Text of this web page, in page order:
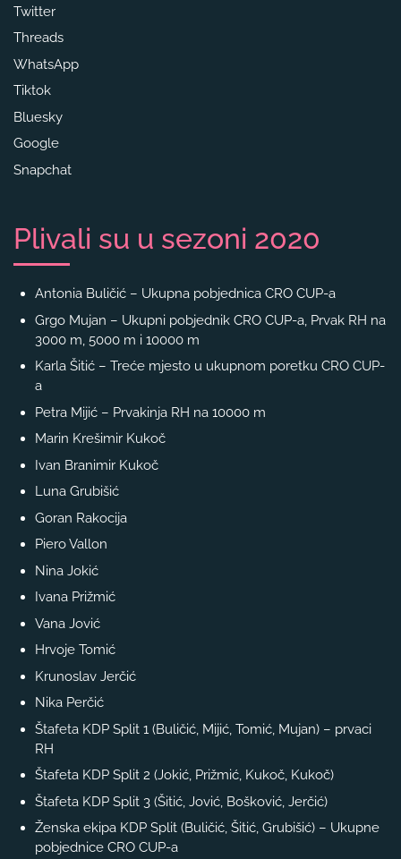
Twitter
Threads
WhatsApp
Tiktok
Bluesky
Google
Snapchat
Plivali su u sezoni 2020
Antonia Buličić – Ukupna pobjednica CRO CUP-a
Grgo Mujan – Ukupni pobjednik CRO CUP-a, Prvak RH na
3000 m, 5000 m i 10000 m
Karla Šitić – Treće mjesto u ukupnom poretku CRO CUP-
a
Petra Mijić – Prvakinja RH na 10000 m
Marin Krešimir Kukoč
Ivan Branimir Kukoč
Luna Grubišić
Goran Rakocija
Piero Vallon
Nina Jokić
Ivana Prižmić
Vana Jović
Hrvoje Tomić
Krunoslav Jerčić
Nika Perčić
Štafeta KDP Split 1 (Buličić, Mijić, Tomić, Mujan) – prvaci
RH
Štafeta KDP Split 2 (Jokić, Prižmić, Kukoč, Kukoč)
Štafeta KDP Split 3 (Šitić, Jović, Bošković, Jerčić)
Ženska ekipa KDP Split (Buličić, Šitić, Grubišić) – Ukupne
pobjednice CRO CUP-a